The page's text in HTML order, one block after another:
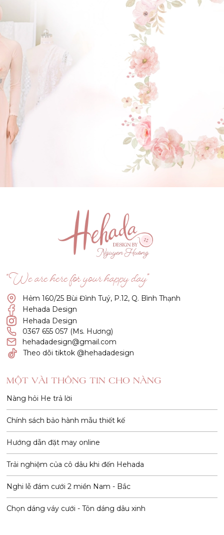
GẬT ĐẦU NHÉ NÀNG !
(Click vào đây để He và Nàng có 1 cuộc hẹn nà)
“We are here for your happy day”
Hẻm 160/25 Bùi Đình Tuý, P.12, Q. Bình Thạnh
Hehada Design
Hehada Design
0367 655 057 (Ms. Hương)
hehadadesign@gmail.com
Theo dõi tiktok @hehadadesign
MỘT VÀI THÔNG TIN CHO NÀNG
Nàng hỏi He trả lời
Chính sách bảo hành mẫu thiết kế
Hướng dẫn đặt may online
Trải nghiệm của cô dâu khi đến Hehada
Nghi lễ đám cưới 2 miền Nam - Bắc
Chọn dáng váy cưới - Tôn dáng dâu xinh